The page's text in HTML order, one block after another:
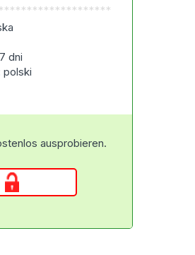
dni
polski
ausprobieren.